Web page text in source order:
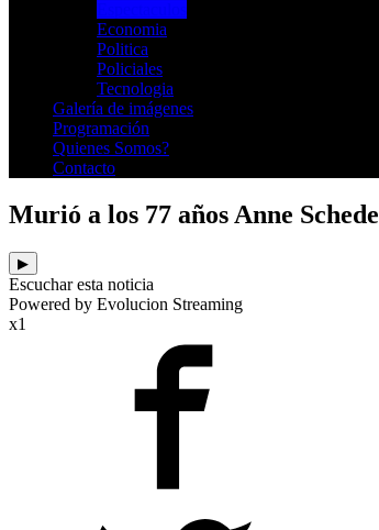
Economia
Politica
Policiales
Tecnologia
Galería de imágenes
Programación
Quienes Somos?
Contacto
Murió a los 77 años Anne
▶
Escuchar esta noticia
Powered by Evolucion Streaming
x1